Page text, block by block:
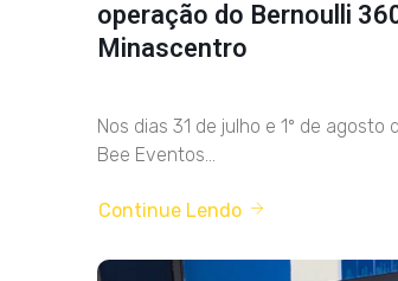
operação do Bernoulli
Minascentro
Nos dias 31 de julho e 1º de agosto
Bee Eventos...
Continue Lendo